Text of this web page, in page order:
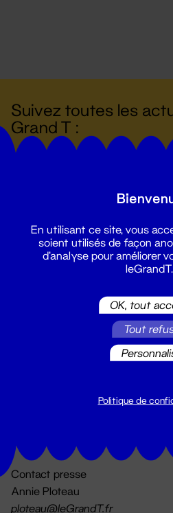
Suivez toutes les
Grand T :
billetterie@leGrandT.fr
Du lundi au vendredi 14h → 18h
Contact presse
Annie Ploteau
ploteau@leGrandT.fr
En utilisant ce site, vous
soient utilisés de façon
d'analyse pour améliorer
OK, tout
Tout
Politique de